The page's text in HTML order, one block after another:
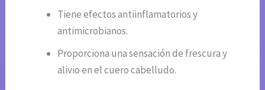
Tiene efectos antiinflamatorios y
antimicrobianos.
Proporciona una sensación de frescura y
alivio en el cuero cabelludo.